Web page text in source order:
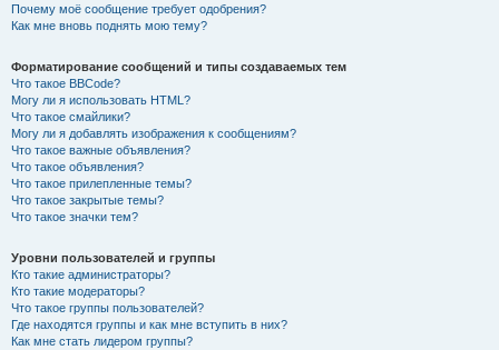
Почему моё сообщение требует одобрения?
Как мне вновь поднять мою тему?
Форматирование сообщений и типы создаваемых тем
Что такое BBCode?
Могу ли я использовать HTML?
Что такое смайлики?
Могу ли я добавлять изображения к сообщениям?
Что такое важные объявления?
Что такое объявления?
Что такое прилепленные темы?
Что такое закрытые темы?
Что такое значки тем?
Уровни пользователей и группы
Кто такие администраторы?
Кто такие модераторы?
Что такое группы пользователей?
Где находятся группы и как мне вступить в них?
Как мне стать лидером группы?